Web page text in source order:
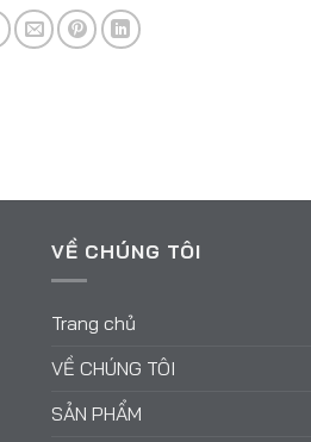
VỀ CHÚNG TÔI
Trang chủ
VỀ CHÚNG TÔI
SẢN PHẨM